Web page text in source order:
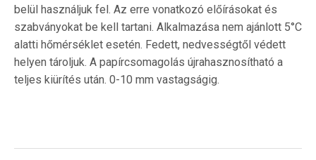
belül használjuk fel. Az erre vonatkozó előírásokat és
szabványokat be kell tartani. Alkalmazása nem ajánlott 5°C
alatti hőmérséklet esetén. Fedett, nedvességtől védett
helyen tároljuk. A papírcsomagolás újrahasznosítható a
teljes kiürítés után. 0-10 mm vastagságig.